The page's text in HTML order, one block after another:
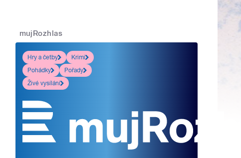
mujRozhlas
Hry a četby
Krimi
Pohádky
Pořady
Živé vysílání